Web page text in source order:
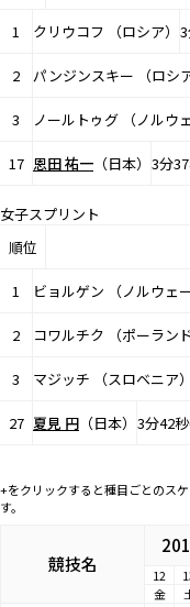
1 クリウコフ （ロシア）
2 パンジンスキー （ロシア
3 ノールトゥグ （ノルウェ
17 恩田 祐一 （日本） 3分
女子スプリント
順位
1 ビョルゲン （ノルウェー
2 コワルチク （ポーランド
3 マジッチ （スロベニア）
27 夏見 円 （日本） 3分42
+をクリックすると種目ごとのス
す。
競技名 12
金